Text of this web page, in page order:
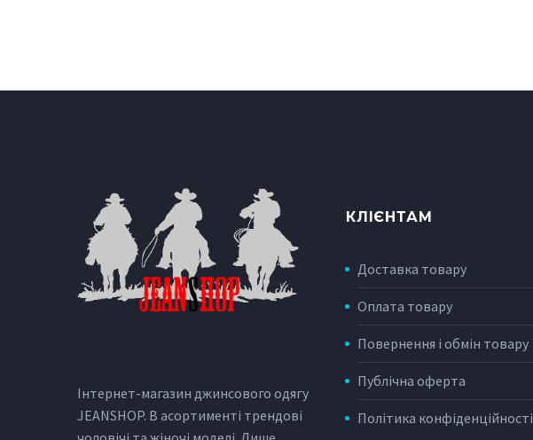
Інтернет-магазин джинсового одягу
JEANSHOP. В асортименті трендові
КЛІЄНТАМ
Доставка товару
Оплата товару
Повернення і обмін товару
Публічна оферта
Політика конфіденційності